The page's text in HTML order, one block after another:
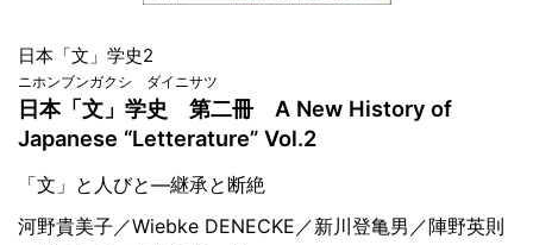
日本「文」学史2
ニホンブンガクシ ダイニサツ
日本「文」学史 第二冊 A New History of
Japanese “Letterature” Vol.2
「文」と人びと―継承と断絶
河野貴美子／Wiebke DENECKE／新川登亀男／陣野英則